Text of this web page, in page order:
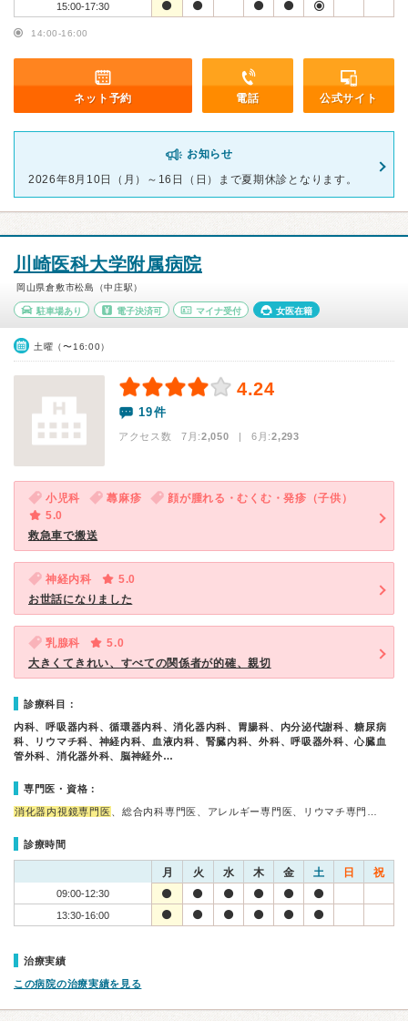
15:00-17:30
14:00-16:00
ネット予約 電話 公式サイト
お知らせ
2026年8月10日（月）～16日（日）まで夏期休診となります。
川崎医科大学附属病院
岡山県倉敷市松島（中庄駅）
駐車場あり 電子決済可 マイナ受付 女医在籍
土曜（〜16:00）
4.24
19件
アクセス数 7月:2,050 | 6月:2,293
小児科 蕁麻疹
顔が腫れる・むくむ・発疹（子供）
5.0
救急車で搬送
神経内科
5.0
お世話になりました
乳腺科
5.0
大きくてきれい、すべての関係者が的確、親切
診療科目：
内科、呼吸器内科、循環器内科、消化器内科、胃腸科、内分泌代謝科、糖尿病
科、リウマチ科、神経内科、血液内科、腎臓内科、外科、呼吸器外科、心臓血
管外科、消化器外科、脳神経外…
専門医・資格：
消化器内視鏡専門医 、総合内科専門医、アレルギー専門医、リウマチ専門…
診療時間
月 火 水 木 金 土 日 祝
09:00-12:30
13:30-16:00
治療実績
この病院の治療実績を見る